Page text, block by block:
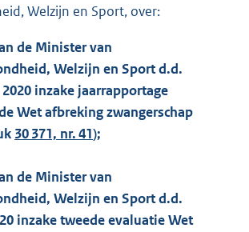
Welzijn en Sport, over:
de Minister van
Welzijn en Sport d.d.
inzake jaarrapportage
Wet afbreking zwangerschap
30 371, nr. 41);
de Minister van
Welzijn en Sport d.d.
inzake tweede evaluatie Wet